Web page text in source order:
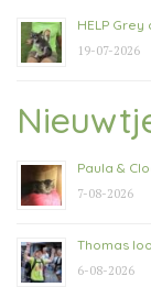
HELP Grey
19-07-2026
Paula &
7-08-2026
Thomas
6-08-2026